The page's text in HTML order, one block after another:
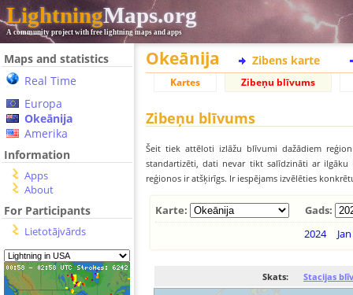
LightningMaps.org
A community project with free lightning maps and apps
Maps and statistics
Real Time
Europa
Okeānija
Amerika
Information
Apps
About
For Participants
Lietotājvārds
Okeānija Zibens karte
Kartes Zibeņu blīvums
Zibeņu blīvums
Šeit tiek attēloti izlāžu blīvumi dažādiem
standartizēti, dati nevar tikt salīdzināti ar ilgāku
reģionos ir atšķirīgs. Ir iespējams izvēlēties
Karte:
Gads:
2024
Jan
Skats: Stacijas